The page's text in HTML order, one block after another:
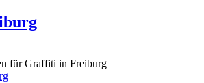
für Graffiti in Freiburg